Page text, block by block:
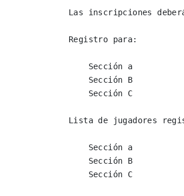
Las inscripciones
Registro para:
Lista de jugadores